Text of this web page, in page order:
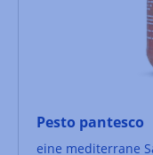
Pesto pantesco
eine mediterrane